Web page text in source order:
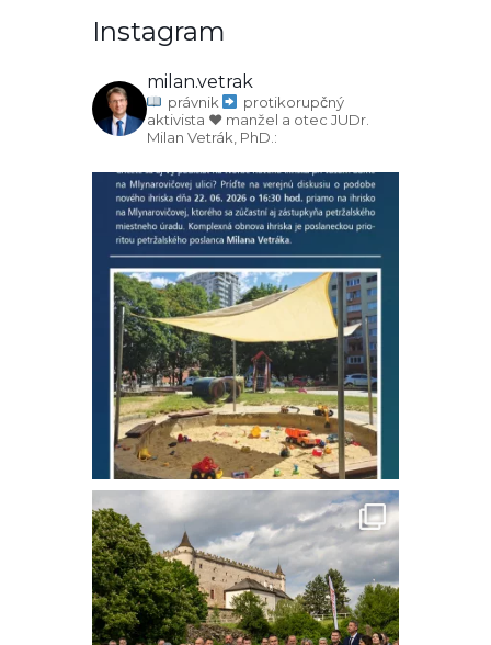
Instagram
milan.vetrak
právnik
protikorupčný
aktivista ♥️ manžel a otec JUDr.
Milan Vetrák, PhD.: